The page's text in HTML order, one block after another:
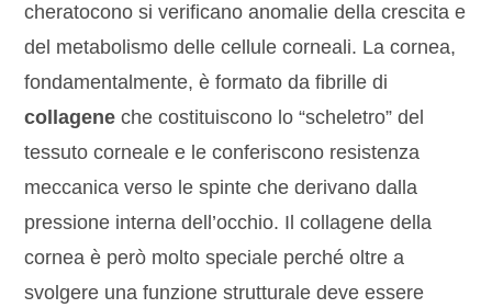
cheratocono si verificano anomalie della crescita e
del metabolismo delle cellule corneali. La cornea,
fondamentalmente, è formato da fibrille di
collageneche costituiscono lo “scheletro” del
tessuto corneale e le conferiscono resistenza
meccanica verso le spinte che derivano dalla
pressione interna dell’occhio. Il collagene della
cornea è però molto speciale perché oltre a
svolgere una funzione strutturale deve essere